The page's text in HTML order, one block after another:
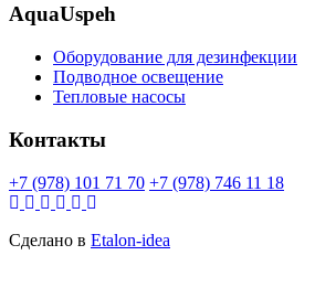
AquaUspeh
Oборудование для дезинфекции
Подводное освещение
Тепловые насосы
Контакты
+7 (978) 101 71 70 +7 (978) 746 11 18
Сделано в Etalon-idea